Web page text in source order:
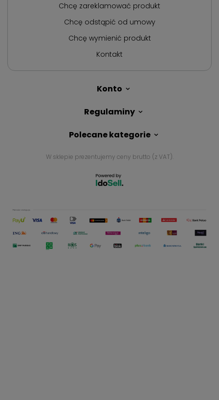
Chcę zareklamować produkt
Chcę odstąpić od umowy
Chcę wymienić produkt
Kontakt
Konto
Regulaminy
Polecane kategorie
W sklepie prezentujemy ceny brutto (z VAT).